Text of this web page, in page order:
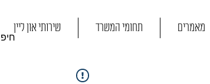
שירותי און ליין תחומי המשרד מאמרים